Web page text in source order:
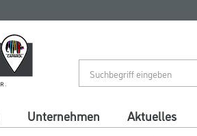
Unternehmen Aktuelles